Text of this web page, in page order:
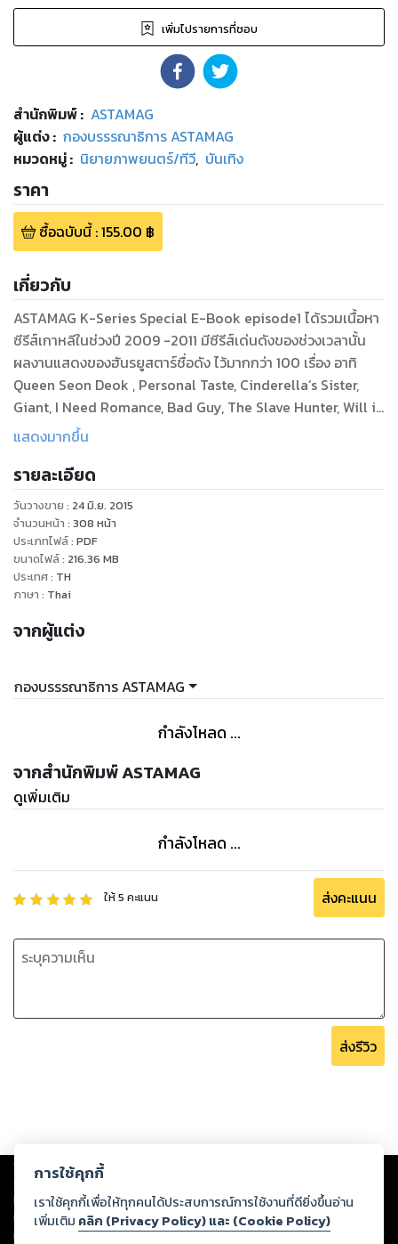
เพิ่มไปรายการที่ชอบ
สำนักพิมพ์: ASTAMAG
ผู้แต่ง : กองบรรรณาธิการ ASTAMAG
หมวดหมู่: นิยายภาพยนตร์/ทีวี, บันเทิง
ราคา
ซื้อฉบับนี้:155.00 ฿
เกี่ยวกับ
ASTAMAG K-Series Special E-Book episode1 ได้รวมเนื้อหา
ซีรีส์เกาหลีในช่วงปี 2009 -2011 มีซีรีส์เด่นดังของช่วงเวลานั้น
ผลงานแสดงของฮันรยูสตาร์ชื่อดัง ไว้มากกว่า 100 เรื่อง อาทิ
Queen Seon Deok , Personal Taste, Cinderella’s Sister,
Giant, I Need Romance, Bad Guy, The Slave Hunter, Will it
Snow for Christmas, OB & GY, You’re Beautiful, Dream
Baker King Kim Tak Gu), Heartstring, Shining Inheritance
(หรือ Billion Legacy), Oh! My Lady , Iris ,Jajongwon,Marry
Me, Mary!,My Princess ,Can You Hear My Heart?, 49 Days,
Lie to Me ,The Greatest Love ,City Hunter ,Miss Ripley และ
อีกมากมายทั้งบทความพิเศษ“เทคนิคซีรีส์พีเรียดของเกาหลีปี
2010” และบทความพิเศษเบื้องหลังซีรีส์ดัง You’re Beautiful ที่
แสดงมากขึ้น
รายละเอียด
วันวางขาย : 24 มิ.ย. 2015
จำนวนหน้า : 308 หน้า
ประเภทไฟล์: PDF
ขนาดไฟล์: 216.36 MB
ประเทศ: TH
ภาษา : Thai
จากผู้แต่ง
กองบรรรณาธิการ ASTAMAG
กำลังโหลด ...
จากสำนักพิมพ์ ASTAMAG
ดูเพิ่มเติม
กำลังโหลด ...
ให้5 คะแนน ส่งคะแนน
ส่งรีวิว
Copyright © 2026
ต่อผลงานหรือเนื้อหาใดที่อัปโหลดผ่านเว็บไซต์และปรากฏว่าละเมิดสิทธิใน
ทรัพย์สินทางปัญญาของบุคคลอื่นหรือขัดต่อกฎหมายและศีลธรรม ดังนั้น ผู้อ่าน
ทุกท่านโปรดใช้วิจารณญาณในการกลั่นกรองด้วยตนเอง และหากท่านพบว่าส่วน
หนึ่งส่วนใดขัดต่อกฎหมายและศีลธรรม กรุณาแจ้งมายังบริษัท เพื่อทีมงานจะได้
การใช้คุกกี้
เราใช้คุกกี้เพื่อให้ทุกคนได้ประสบการณ์การใช้งานที่ดียิ่งขึ้นอ่าน
เพิ่มเติม คลิก (Privacy Policy) และ (Cookie Policy)